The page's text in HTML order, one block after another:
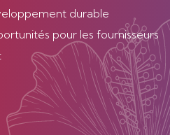
durable
pour les fournisseurs